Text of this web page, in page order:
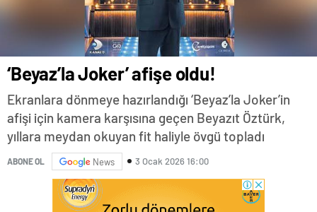
‘Beyaz’la Joker’ afişe oldu!
Ekranlara dönmeye hazırlandığı ‘Beyaz’la Joker’in
afişi için kamera karşısına geçen Beyazıt Öztürk,
yıllara meydan okuyan fit haliyle övgü topladı
ABONE OL News 3 Ocak 2026 16:00